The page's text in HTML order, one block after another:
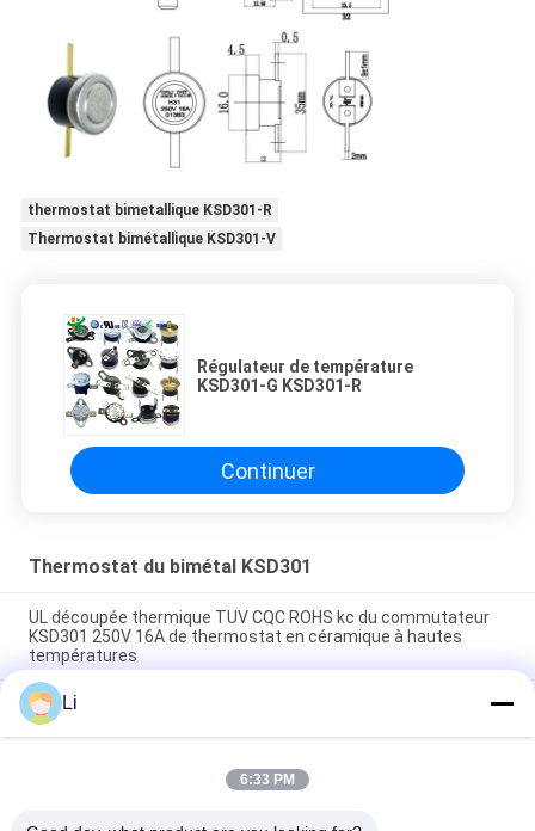
thermostat bimetallique KSD301-R
Thermostat bimétallique KSD301-V
Régulateur de température
KSD301-G KSD301-R
Continuer
Thermostat du bimétal KSD301
UL découpée thermique TUV CQC ROHS kc du commutateur
KSD301 250V 16A de thermostat en céramique à hautes
températures
Thermostats instantanés d'action de disque bimétallique,
commutateur de commande limité de basse température
H31 250V 10 13C
Le type instantané puissance bimétallique d'action à C.A.
Li
6:33 PM